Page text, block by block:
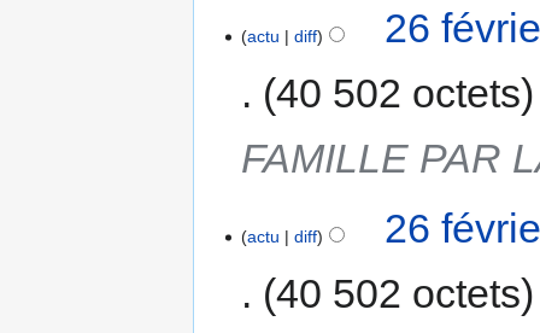
actu diff
26
40 502 octets
FAMILLE PAR
actu diff
26
40 502 octets